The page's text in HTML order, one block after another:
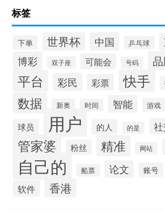
标签
下单 世界杯 中国 乒乓球
博彩 双子座 可能会 号码
平台 彩民 彩票 快手
数据 新奥 时间 智能 游戏
球员 用户 的人 的是
管家婆 粉丝 精准 网站
自己的 船票 论文 账号
软件 香港